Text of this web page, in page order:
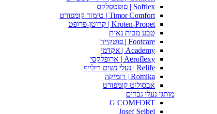
Softlex | סופטפלקס
Timor Comfort | טימור קומפורט
Kroten-Propet | קרוטן-פרופט
טבע מבית נאות
Footcare | פוטקייר
Academy | אקדמי
Aeroflexy | ארופלקסי
Relife | נעלי נשים רילייף
Romika | רומיקה
אבסולוט קומפורט
מותגי נעלי גברים
G COMFORT
Josef Seibel